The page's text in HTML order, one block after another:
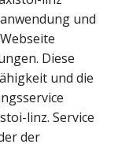
und
Diese
und die
linz. Service
der